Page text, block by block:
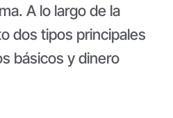
A lo largo de la
dos tipos principales
básicos y dinero